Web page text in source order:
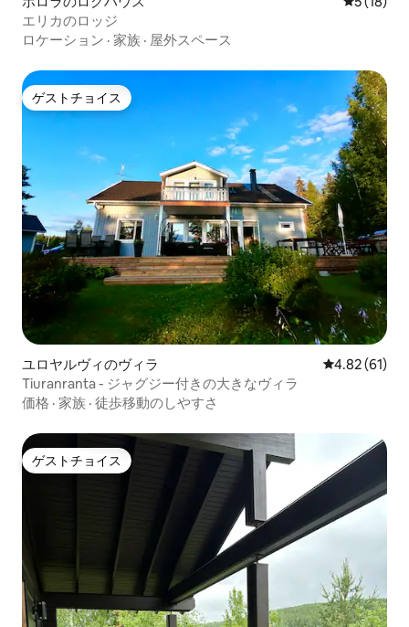
エリカのロッジ
ロケーション · 家族 · 屋外スペース
ゲストチョイス
ゲストチョイス
ユロヤルヴィのヴィラ レビュー61
4.82 (61)
Tiuranranta - ジャグジー付きの大きなヴィラ
価格 · 家族 · 徒歩移動のしやすさ
ゲストチョイス
ゲストチョイス